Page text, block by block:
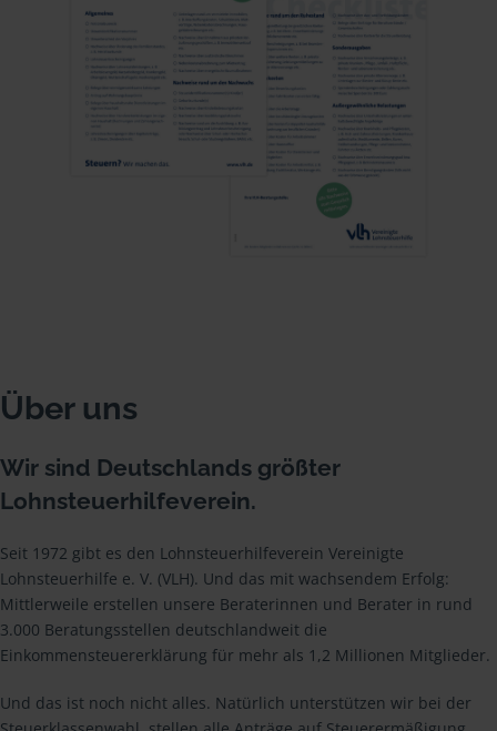
Über uns
Wir sind Deutschlands größter
Lohnsteuerhilfeverein.
Seit 1972 gibt es den Lohnsteuerhilfeverein Vereinigte
Lohnsteuerhilfe e. V. (VLH). Und das mit wachsendem Erfolg:
Mittlerweile erstellen unsere Beraterinnen und Berater in rund
3.000 Beratungsstellen deutschlandweit die
Einkommensteuererklärung für mehr als 1,2 Millionen Mitglieder.
Und das ist noch nicht alles. Natürlich unterstützen wir bei der